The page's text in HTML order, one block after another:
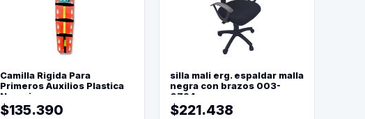
Camilla Rigida Para
Primeros Auxilios Plastica
Naranja
$135.390
silla mali erg. espaldar malla
negra con brazos 003-
0794
$221.438